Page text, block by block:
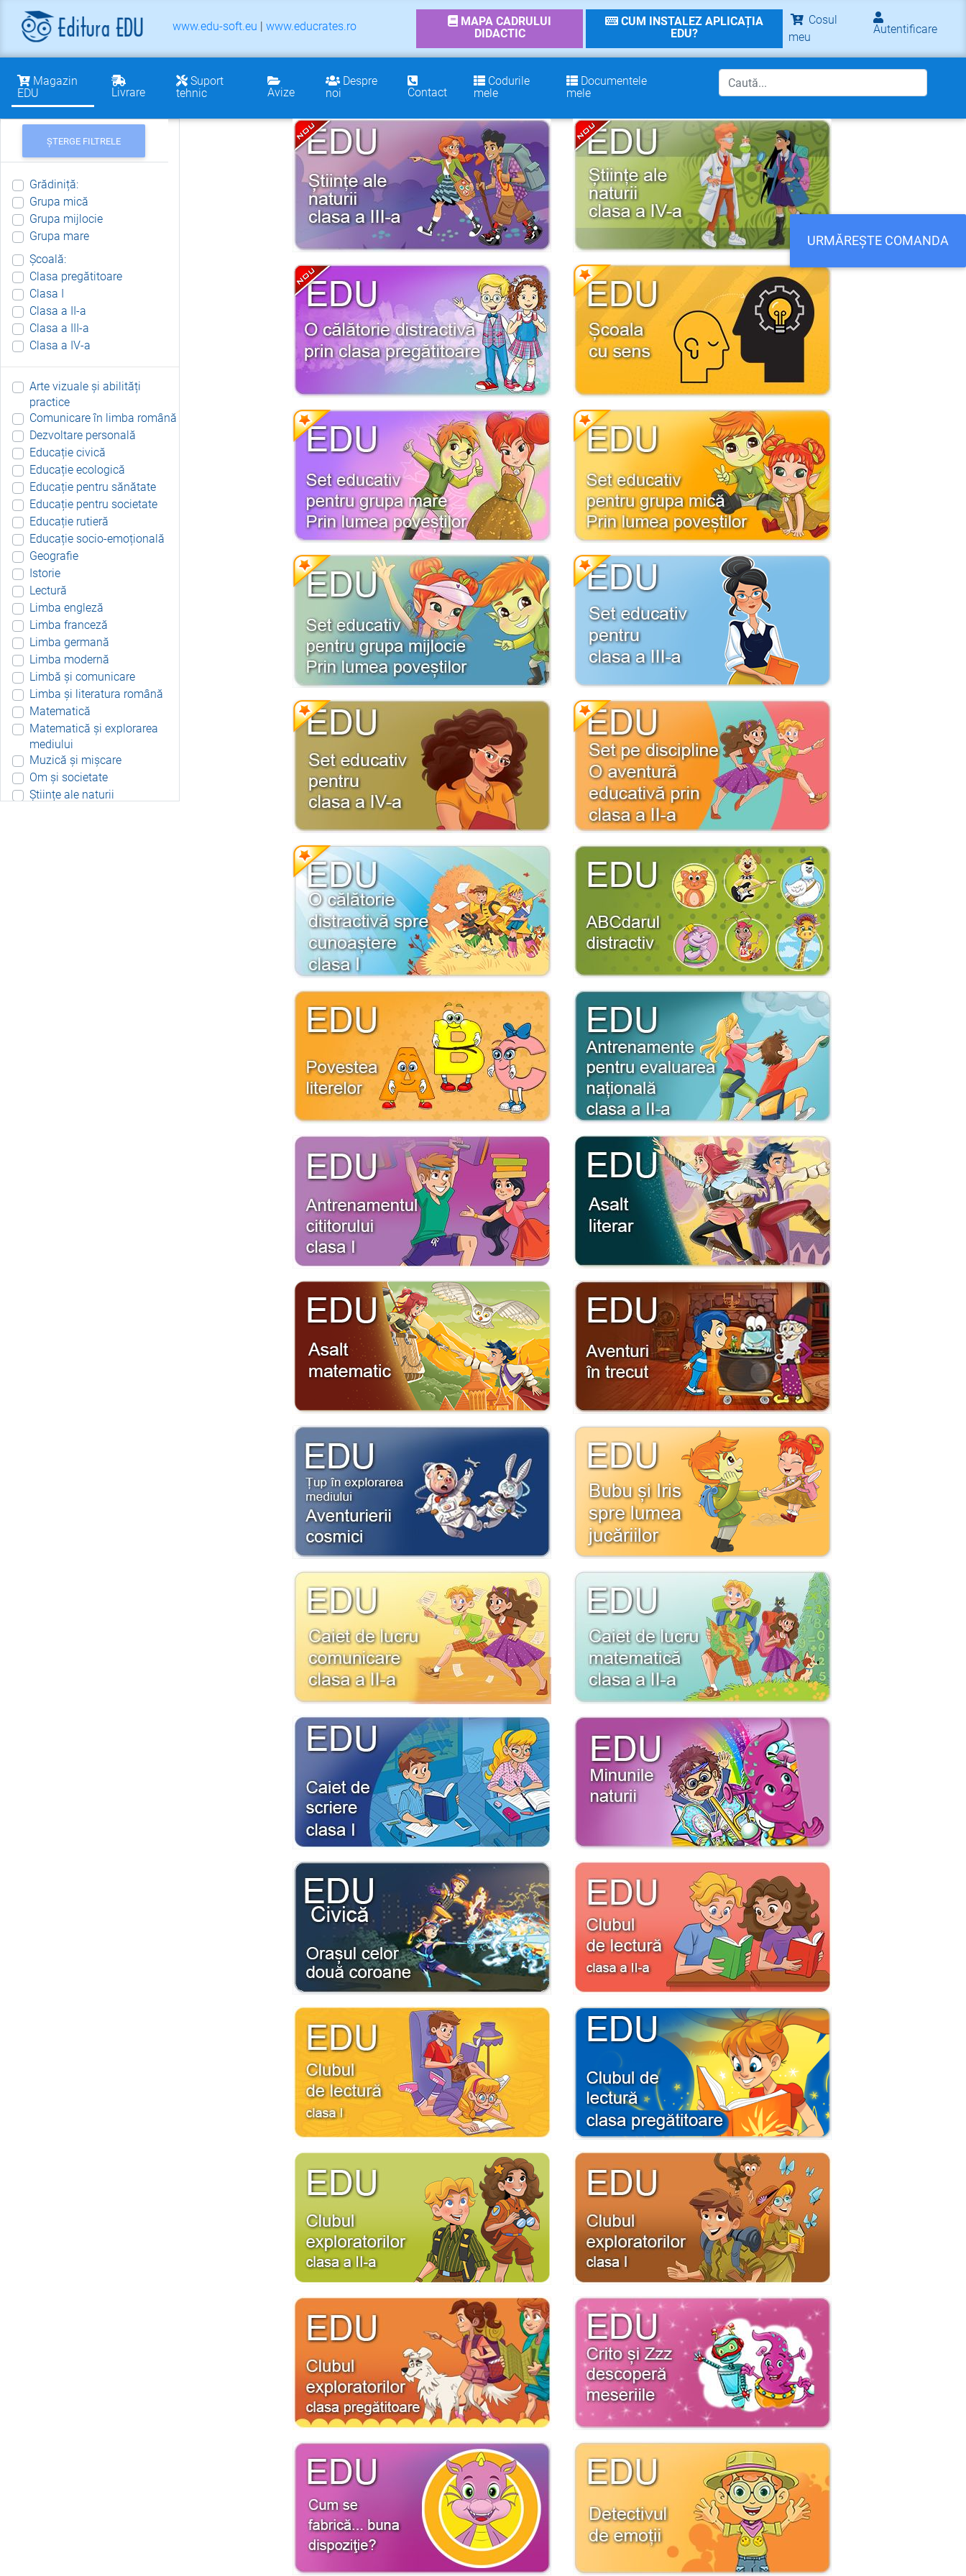
www.edu-soft.eu | www.educrates.ro
MAPA CADRULUI
DIDACTIC
CUM INSTALEZ APLICAȚIA
EDU?
Cosul
meu
Autentificare
Magazin
EDU
Livrare
Suport
tehnic
Avize
Despre
noi
Contact
Codurile
mele
Documentele
mele
ȘTERGE FILTRELE
Grădiniță:
Grupa mică
Grupa mijlocie
Grupa mare
Școală:
Clasa pregătitoare
Clasa I
Clasa a II-a
Clasa a III-a
Clasa a IV-a
Arte vizuale și abilități
practice
Comunicare în limba română
Dezvoltare personală
Educație civică
Educație ecologică
Educație pentru sănătate
Educație pentru societate
Educație rutieră
Educație socio-emoțională
Geografie
Istorie
Lectură
Limba engleză
Limba franceză
Limba germană
Limba modernă
Limbă și comunicare
Limba și literatura română
Matematică
Matematică și explorarea
mediului
Muzică și mișcare
Om și societate
Științe ale naturii
URMĂREȘTE COMANDA